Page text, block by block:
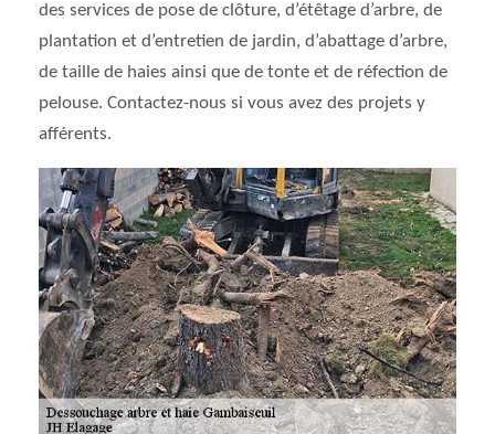
des services de pose de clôture, d’étêtage d’arbre, de
plantation et d’entretien de jardin, d’abattage d’arbre,
de taille de haies ainsi que de tonte et de réfection de
pelouse. Contactez-nous si vous avez des projets y
afférents.